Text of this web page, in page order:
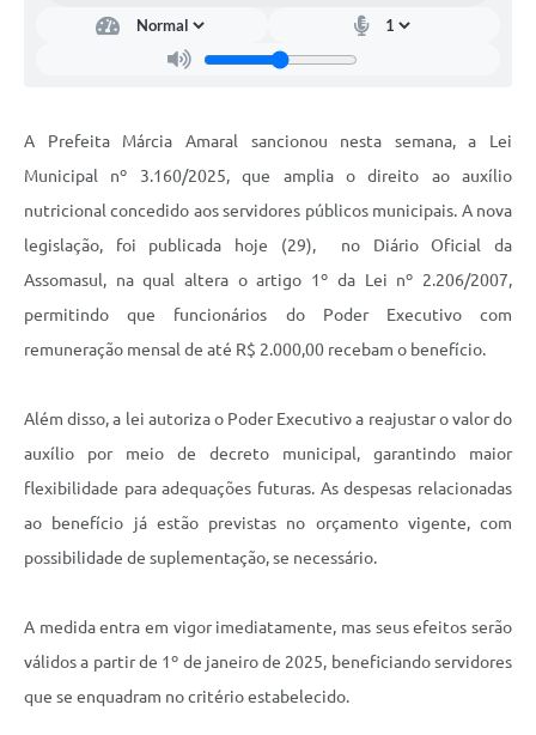
A Prefeita Márcia Amaral sancionou nesta semana, a Lei
Municipal nº 3.160/2025, que amplia o direito ao auxílio
nutricional concedido aos servidores públicos municipais. A nova
legislação, foi publicada hoje (29), no Diário Oficial da
Assomasul, na qual altera o artigo 1º da Lei nº 2.206/2007,
permitindo que funcionários do Poder Executivo com
remuneração mensal de até R$ 2.000,00 recebam o benefício.
Além disso, a lei autoriza o Poder Executivo a reajustar o valor do
auxílio por meio de decreto municipal, garantindo maior
flexibilidade para adequações futuras. As despesas relacionadas
ao benefício já estão previstas no orçamento vigente, com
possibilidade de suplementação, se necessário.
A medida entra em vigor imediatamente, mas seus efeitos serão
válidos a partir de 1º de janeiro de 2025, beneficiando servidores
que se enquadram no critério estabelecido.